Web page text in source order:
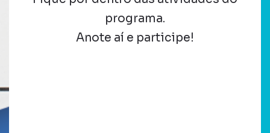
programa.
Anote aí e participe!